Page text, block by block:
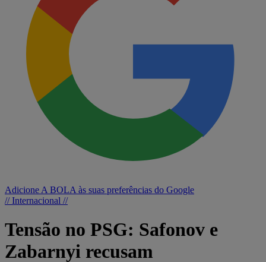
Adicione A BOLA às suas preferências do Google
// Internacional //
Tensão no PSG: Safonov e
Zabarnyi recusam